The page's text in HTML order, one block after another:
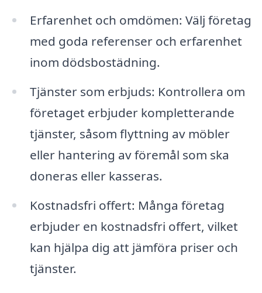
Erfarenhet och omdömen: Välj företag
med goda referenser och erfarenhet
inom dödsbostädning.
Tjänster som erbjuds: Kontrollera om
företaget erbjuder kompletterande
tjänster, såsom flyttning av möbler
eller hantering av föremål som ska
doneras eller kasseras.
Kostnadsfri offert: Många företag
erbjuder en kostnadsfri offert, vilket
kan hjälpa dig att jämföra priser och
tjänster.